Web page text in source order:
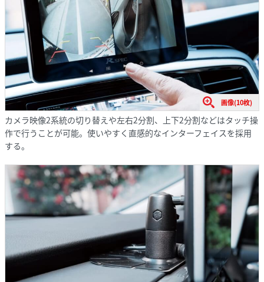
画像(10枚)
カメラ映像2系統の切り替えや左右2分割、上下2分割などはタッチ操
作で行うことが可能。使いやすく直感的なインターフェイスを採用
する。